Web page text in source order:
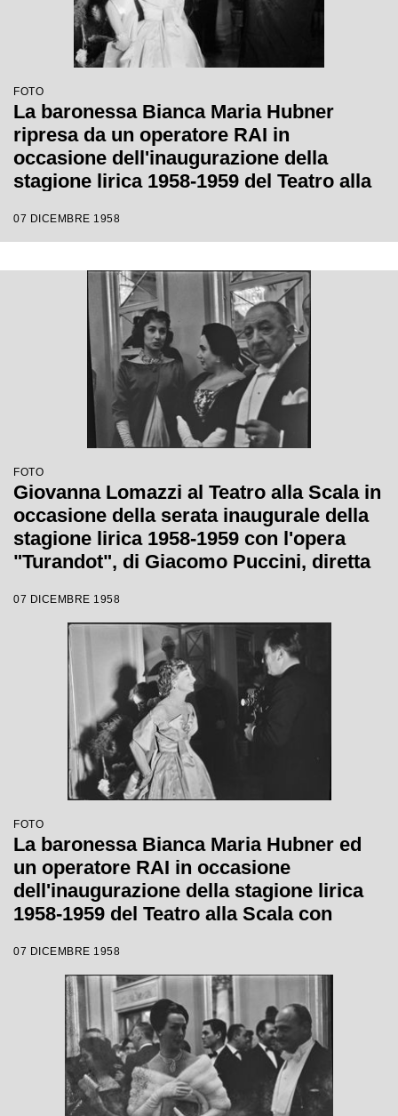
FOTO
La baronessa Bianca Maria Hubner
ripresa da un operatore RAI in
occasione dell'inaugurazione della
stagione lirica 1958-1959 del Teatro alla
Giacomo Puccini, diretta da Antonino
Wallmann
07 DICEMBRE 1958
FOTO
Giovanna Lomazzi al Teatro alla Scala in
occasione della serata inaugurale della
stagione lirica 1958-1959 con l'opera
"Turandot", di Giacomo Puccini, diretta
Margherita Wallmann
07 DICEMBRE 1958
FOTO
La baronessa Bianca Maria Hubner ed
un operatore RAI in occasione
dell'inaugurazione della stagione lirica
1958-1959 del Teatro alla Scala con
diretta da Antonino Votto, con la regia di
Margherita Wallmann
07 DICEMBRE 1958